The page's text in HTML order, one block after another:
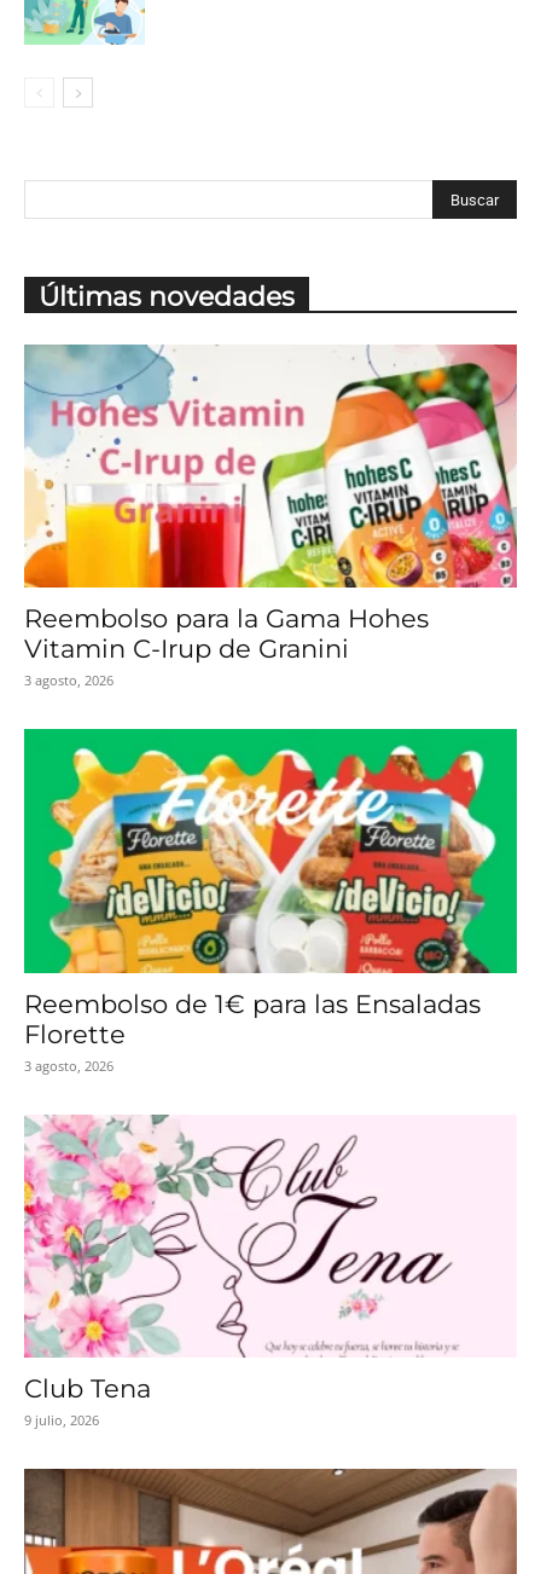
Últimas novedades
Reembolso para la Gama Hohes
Vitamin C-Irup de Granini
3 agosto, 2026
Reembolso de 1€ para las Ensaladas
Florette
3 agosto, 2026
Club Tena
9 julio, 2026